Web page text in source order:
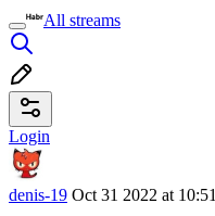
All streams
Login
denis-19 Oct 31 2022 at 10:51